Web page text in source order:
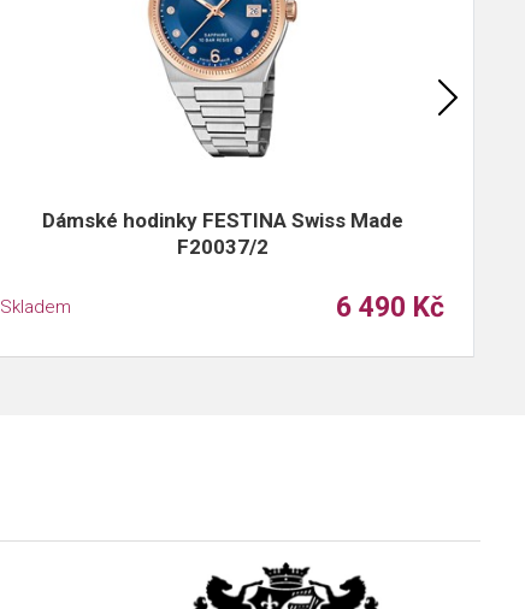
Dámské hodinky FESTINA Swiss Made
F20037/2
Skladem 6 490 Kč